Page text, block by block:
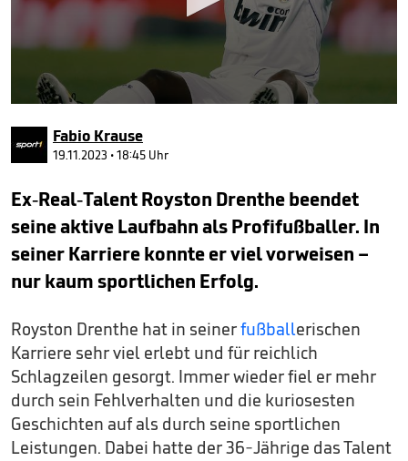
seconds
of
minutes,
seconds
Fabio Krause
19.11.2023 • 18:45 Uhr
Ex-Real-Talent Royston Drenthe beendet
seine aktive Laufbahn als Profifußballer. In
seiner Karriere konnte er viel vorweisen –
nur kaum sportlichen Erfolg.
Royston Drenthe hat in seinerfußballerischen
Karriere sehr viel erlebt und für reichlich
Schlagzeilen gesorgt. Immer wieder fiel er mehr
durch sein Fehlverhalten und die kuriosesten
Geschichten auf als durch seine sportlichen
Leistungen. Dabei hatte der 36-Jährige das Talent